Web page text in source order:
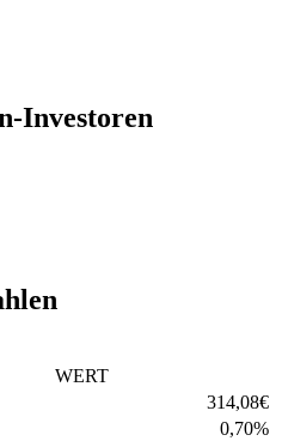
Investoren
WERT
314,08€
0,70%